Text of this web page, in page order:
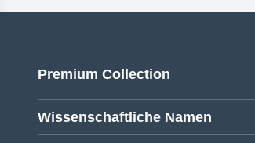
Premium Collection
Wissenschaftliche Namen